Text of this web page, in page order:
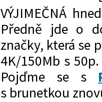
VÝJIMEČNÁ
Předně jde o
značky, která se
4K/150Mb s
Pojďme se s
s brunetkou